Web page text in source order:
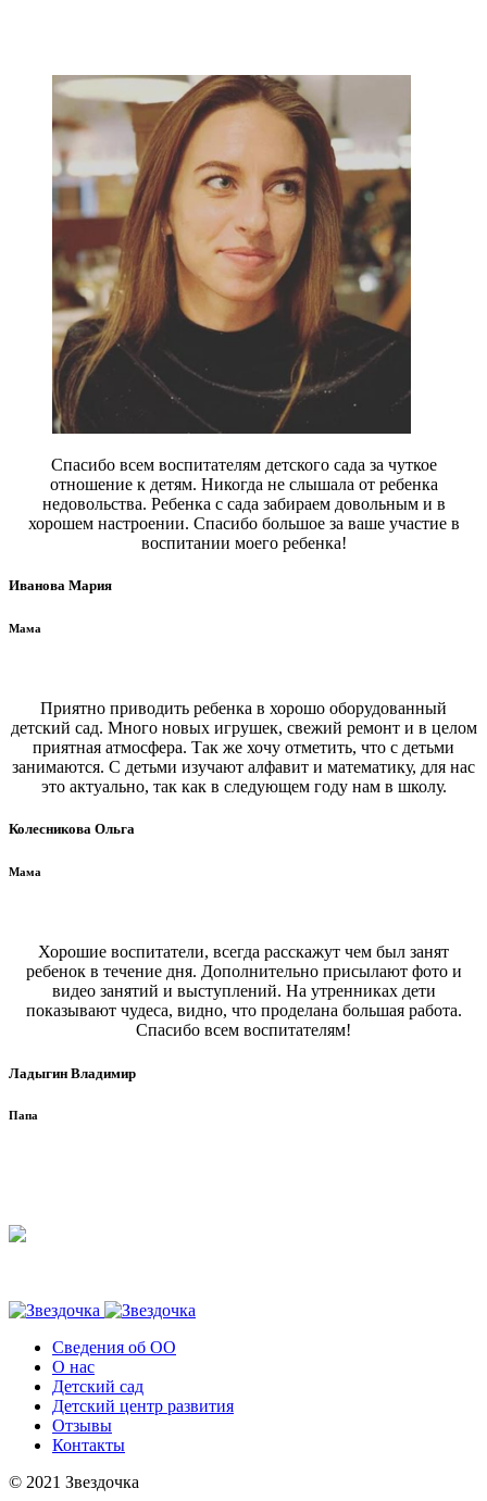
Спасибо всем воспитателям детского сада за чуткое
отношение к детям. Никогда не слышала от ребенка
недовольства. Ребенка с сада забираем довольным и в
хорошем настроении. Спасибо большое за ваше участие в
воспитании моего ребенка!
Иванова Мария
Мама
Приятно приводить ребенка в хорошо оборудованный
детский сад. Много новых игрушек, свежий ремонт и в целом
приятная атмосфера. Так же хочу отметить, что с детьми
занимаются. С детьми изучают алфавит и математику, для нас
это актуально, так как в следующем году нам в школу.
Колесникова Ольга
Мама
Хорошие воспитатели, всегда расскажут чем был занят
ребенок в течение дня. Дополнительно присылают фото и
видео занятий и выступлений. На утренниках дети
показывают чудеса, видно, что проделана большая работа.
Спасибо всем воспитателям!
Ладыгин Владимир
Папа
Сведения об ОО
О нас
Детский сад
Детский центр развития
Отзывы
Контакты
© 2021 Звездочка